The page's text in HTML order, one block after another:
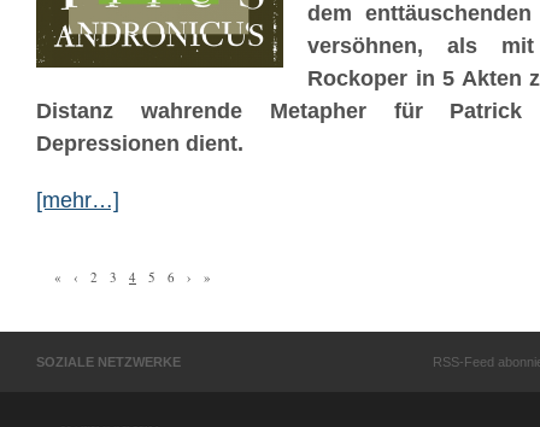
dem
versöhnen, als
Rockoper in 5 Akten
Distanz wahrende Metapher für Patrick
Depressionen dient.
[mehr…]
« ‹ 2 3 4 5 6 › »
SOZIALE NETZWERKE RSS-Feed